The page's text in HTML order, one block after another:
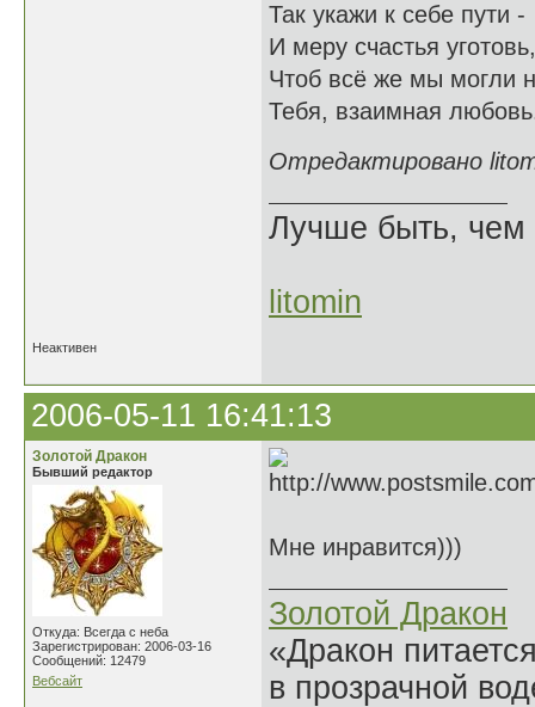
Так укажи к себе пути -
И меру счастья уготовь,
Чтоб всё же мы могли
Тебя, взаимная
Отредактировано
Лучше быть, чем
litomin
Неактивен
2006-05-11 16:41:13
Золотой Дракон
Бывший редактор
Откуда: Всегда с неба
Зарегистрирован: 2006-03-16
Сообщений: 12479
Вебсайт
Мне инравится)))
Золотой Дракон
«Дракон
в прозрачной